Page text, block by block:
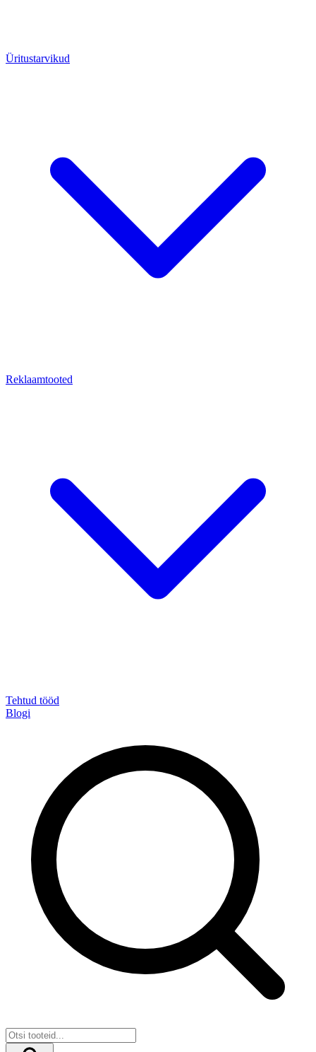
Üritustarvikud
Reklaamtooted
Tehtud tööd
Blogi